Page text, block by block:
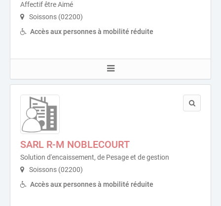
Affectif être Aimé
Soissons (02200)
Accès aux personnes à mobilité réduite
SARL R-M NOBLECOURT
Solution d'encaissement, de Pesage et de gestion
Soissons (02200)
Accès aux personnes à mobilité réduite